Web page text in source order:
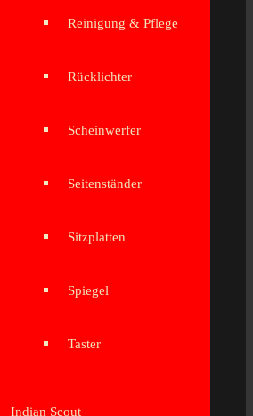
Reinigung & Pflege
Rücklichter
Scheinwerfer
Seitenständer
Sitzplatten
Spiegel
Taster
Indian Scout